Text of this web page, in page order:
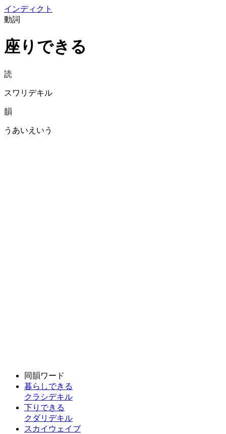
インディクト
動詞
座りできる
読
スワリデキル
韻
うあいえいう
同韻ワード
暮らしできる
クラシデキル
下りできる
クダリデキル
スカイウェイブ